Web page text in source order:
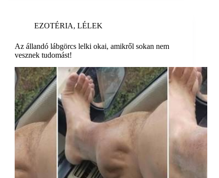
EZOTÉRIA, LÉLEK
Az állandó lábgörcs lelki okai, amikről sokan nem
vesznek tudomást!